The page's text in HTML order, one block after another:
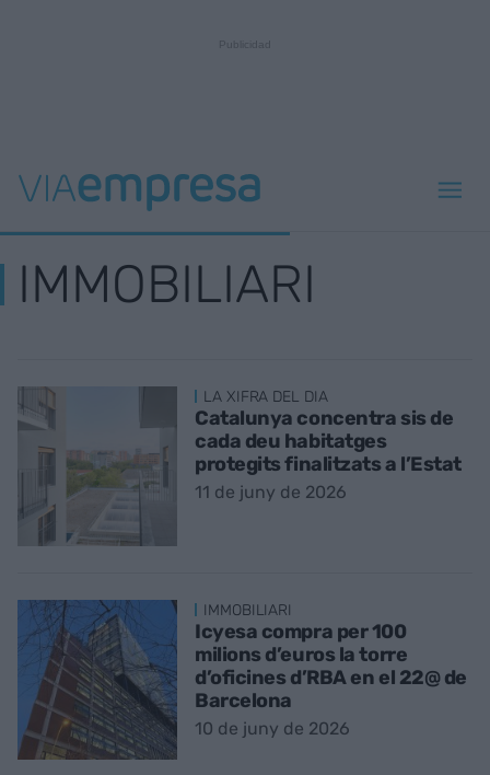
IMMOBILIARI
LA XIFRA DEL DIA
Catalunya concentra sis de
cada deu habitatges
protegits finalitzats a l’Estat
11 de juny de 2026
IMMOBILIARI
Icyesa compra per 100
milions d’euros la torre
d’oficines d’RBA en el 22@ de
Barcelona
10 de juny de 2026